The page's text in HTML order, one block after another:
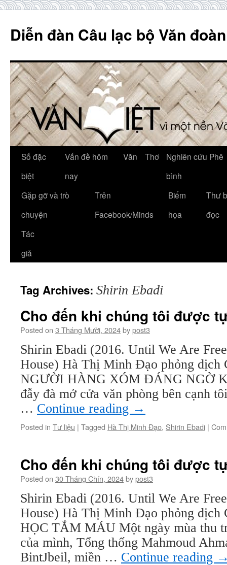
content
Diễn đàn Câu lạc bộ Văn
Số đặc
biệt
Vấn đề hôm
nay
Văn Thơ
Nghiên cứu Phê
bình
Gặp gỡ và trò
chuyện
Trên
Facebook/Minds
Biếm
họa
Thư
đọc
Tác
giả
Tag Archives: Shirin Ebadi
Cho đến khi chúng tôi được
Posted on 3 Tháng Mười, 2024bypost3
Shirin Ebadi (2016. Until We Are
House) Hà Thị Minh Đạo phỏng dịch
NGƯỜI HÀNG XÓM ĐÁNG NGỜ
đẫy đà mở cửa văn phòng bên cạnh
… Continue reading →
Posted in Tư liệu | Tagged Hà Thị Minh Đạo, Shirin Ebadi |
Cho đến khi chúng tôi được
Posted on 30 Tháng Chín, 2024bypost3
Shirin Ebadi (2016. Until We Are
House) Hà Thị Minh Đạo phỏng
HỌC TẮM MÁU Một ngày mùa thu
của mình, Tổng thống Mahmoud
BintJbeil, miền … Continue reading